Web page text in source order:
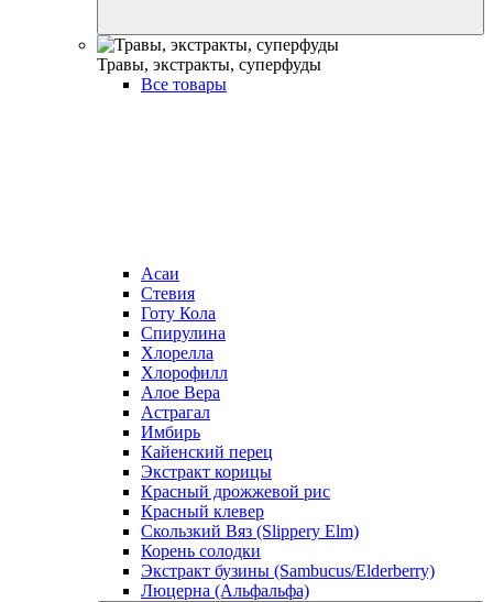
Травы, экстракты, суперфуды
Все товары
Асаи
Стевия
Готу Кола
Спирулина
Хлорелла
Хлорофилл
Алое Вера
Астрагал
Имбирь
Кайенский перец
Экстракт корицы
Красный дрожжевой рис
Красный клевер
Скользкий Вяз (Slippery Elm)
Корень солодки
Экстракт бузины (Sambucus/Elderberry)
Люцерна (Альфальфа)